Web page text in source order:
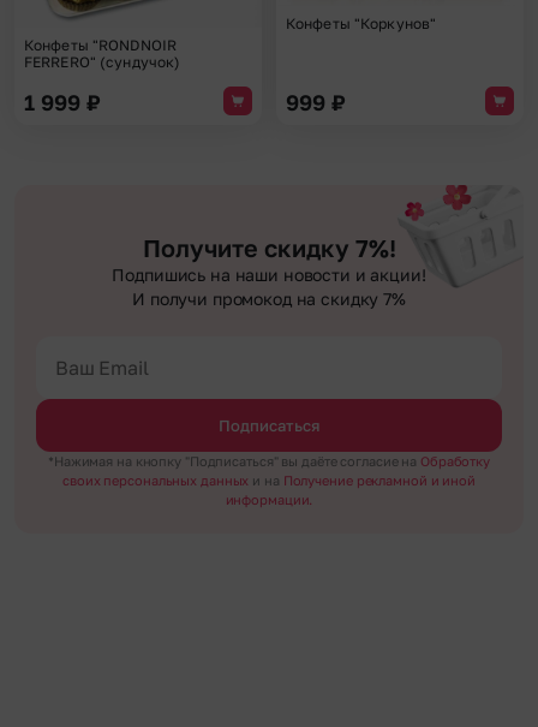
Конфеты "RONDNOIR
FERRERO" (сундучок)
1 999 ₽
Конфеты "Коркунов"
999 ₽
Получите скидку 7%!
Подпишись на наши новости и акции!
И получи промокод на скидку 7%
Подписаться
*Нажимая на кнопку "Подписаться" вы даёте согласие на Обработку
своих персональных данных и на Получение рекламной и иной
информации.